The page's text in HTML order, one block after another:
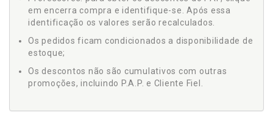
em encerra compra e identifique-se. Após essa
identificação os valores serão recalculados.
Os pedidos ficam condicionados a disponibilidade de
estoque;
Os descontos não são cumulativos com outras
promoções, incluindo P.A.P. e Cliente Fiel.